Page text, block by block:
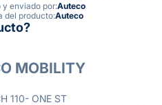
y enviado por:Auteco
del producto:Auteco
MOBILITY
110- ONE ST